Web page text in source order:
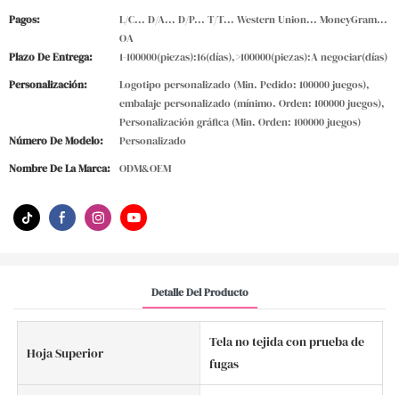
Pagos:
L/C... D/A... D/P... T/T... Western Union... MoneyGram...
OA
Plazo De Entrega:
1-100000(piezas):16(días),>100000(piezas):A negociar(días)
Personalización:
Logotipo personalizado (Min. Pedido: 100000 juegos),
embalaje personalizado (mínimo. Orden: 100000 juegos),
Personalización gráfica (Min. Orden: 100000 juegos)
Número De Modelo:
Personalizado
Nombre De La Marca:
ODM&OEM
Detalle Del Producto
Hoja Superior
Tela no tejida con prueba de
fugas